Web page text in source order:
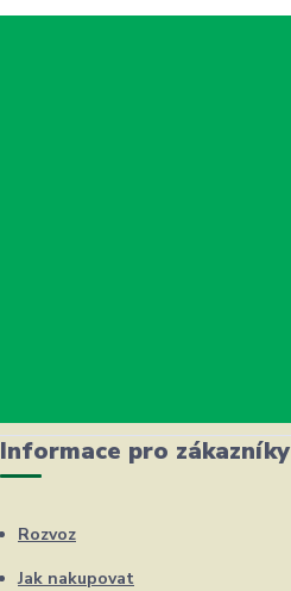
Informace pro zákazníky
Rozvoz
Jak nakupovat